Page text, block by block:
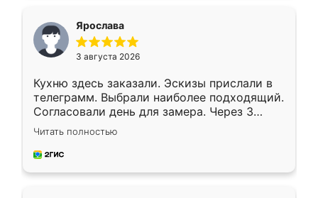
Ярослава
3 августа 2026
Кухню здесь заказали. Эскизы прислали в
телеграмм. Выбрали наиболее подходящий.
Согласовали день для замера. Через 3
недели кухня была уже готова. Остались
довольны работой. Спасибо Ренессанс
мебель за качественную работу!
Читать полностью